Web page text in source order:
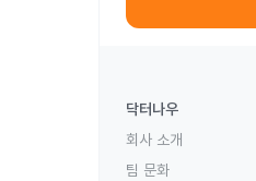
닥터나우
회사 소개
팀 문화